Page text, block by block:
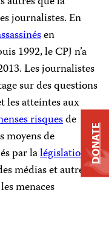
journalistes. En
en
1992, le CPJ n’a
Les journalistes
sur des questions
les atteintes aux
risquesde
moyens de
par lalégislation,
médias et autres
menaces
DONATE